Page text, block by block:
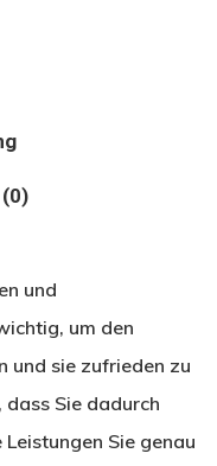
und
um den
und sie zufrieden zu
Sie dadurch
Sie genau